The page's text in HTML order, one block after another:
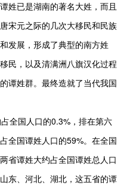
姓已是湖南的著名大姓，而且
宋元之际的几次大移民和民族
发展，形成了典型的南方姓
民，以及清满洲八旗汉化过程
谭姓群。最终造就了当代我国
全国人口的0.3%，排在第六
全国谭姓人口的59%。在全国
省谭姓大约占全国谭姓总人口
东、河北、湖北，这五省的谭